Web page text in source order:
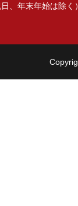
、年末年始は除く